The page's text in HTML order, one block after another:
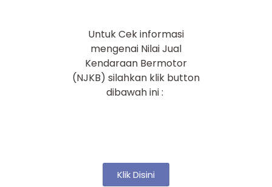
Untuk Cek informasi
mengenai Nilai Jual
Kendaraan Bermotor
(NJKB) silahkan klik button
dibawah ini :
Klik Disini